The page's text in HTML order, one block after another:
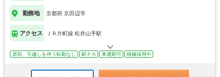
勤務地 京都府 京田辺市
アクセス ＪＲ片町線 松井山手駅
原則、引越しを伴う転勤なし 駅チカ 車通勤可 積極採用中